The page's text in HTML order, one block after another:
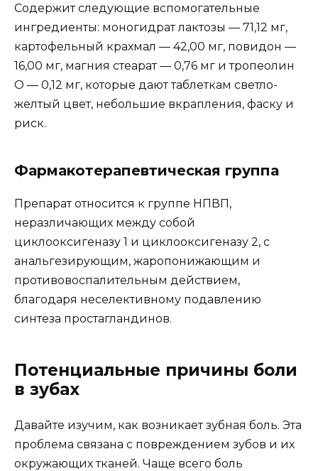
Содержит следующие вспомогательные
ингредиенты: моногидрат лактозы — 71,12 мг,
картофельный крахмал — 42,00 мг, повидон —
16,00 мг, магния стеарат — 0,76 мг и тропеолин
О — 0,12 мг, которые дают таблеткам светло-
желтый цвет, небольшие вкрапления, фаску и
риск.
Фармакотерапевтическая группа
Препарат относится к группе НПВП,
неразличающих между собой
циклооксигеназу 1 и циклооксигеназу 2, с
анальгезирующим, жаропонижающим и
противовоспалительным действием,
благодаря неселективному подавлению
синтеза простагландинов.
Потенциальные причины боли
в зубах
Давайте изучим, как возникает зубная боль. Эта
проблема связана с повреждением зубов и их
окружающих тканей. Чаще всего боль